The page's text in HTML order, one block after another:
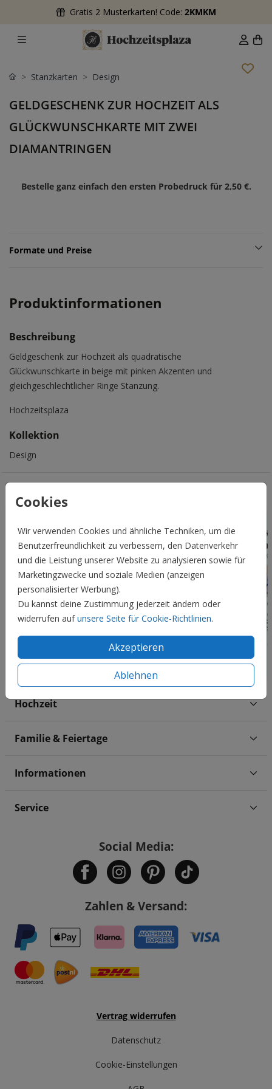
Gratis 2 Musterkarten! Code: 2KMKM
Cookies
Wir verwenden Cookies und ähnliche Techniken, um die
Benutzerfreundlichkeit zu verbessern, den Datenverkehr
und die Leistung unserer Website zu analysieren sowie für
Marketingzwecke und soziale Medien (anzeigen
personalisierter Werbung).
Du kannst deine Zustimmung jederzeit ändern oder
widerrufen aufunsere Seite für Cookie-Richtlinien.
Akzeptieren
Ablehnen
Stanzkarten Design
GELDGESCHENK ZUR HOCHZEIT ALS
GLÜCKWUNSCHKARTE MIT ZWEI
DIAMANTRINGEN
Bestelle ganz einfach den ersten Probedruck für 2,50 €.
Formate und Preise
Produktinformationen
Beschreibung
Geldgeschenk zur Hochzeit als quadratische
Glückwunschkarte in beige mit pinken Akzenten und
gleichgeschlechtlicher Ringe Stanzung.
Hochzeitsplaza
Kollektion
Design
Das könnte Euch auch gefallen
Hochzeit
Familie & Feiertage
Informationen
Service
Social Media:
Zahlen & Versand:
Vertrag widerrufen
Datenschutz
Cookie-Einstellungen